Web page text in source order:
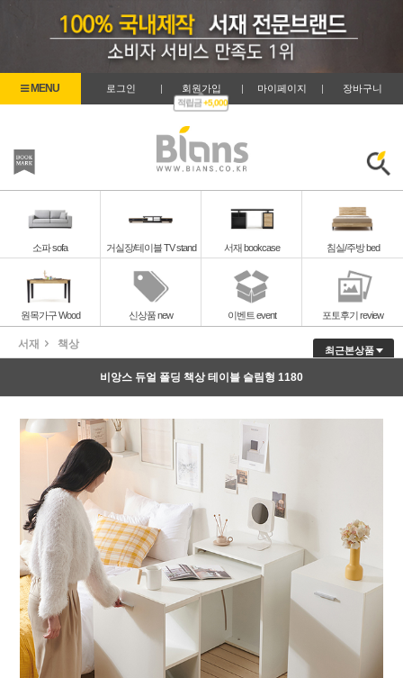
로그인 | 회원가입 |
적립금+5,000
마이페이지 | 장바구니
소파 sofa 거실장/테이블 TV stand 서재 bookcase 침실/주방 bed
원목가구 Wood 신상품 new 이벤트 event 포토후기 review
서재 책상 최근본상품
비앙스 듀얼 폴딩 책상 테이블 슬림형 1180